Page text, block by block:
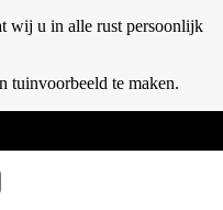
wij u in alle rust persoonlijk
tuinvoorbeeld te maken.